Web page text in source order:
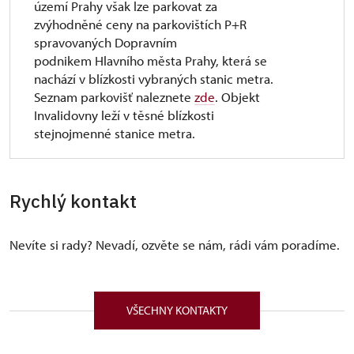
území Prahy však lze parkovat za
zvýhodněné ceny na parkovištích P+R
spravovaných Dopravním
podnikem Hlavního města Prahy, která se
nachází v blízkosti vybraných stanic metra.
Seznam parkovišť naleznete zde. Objekt
Invalidovny leží v těsné blízkosti
stejnojmenné stanice metra.
Rychlý kontakt
Nevíte si rady? Nevadí, ozvěte se nám, rádi vám poradíme.
VŠECHNY KONTAKTY